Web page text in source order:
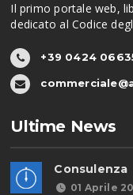
Il primo portale web,
dedicato al Codice
+39 0424
Ultime News
Consulenza
01 Aprile